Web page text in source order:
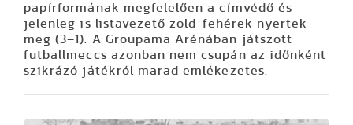
papírformának megfelelően a címvédő és
jelenleg is listavezető zöld-fehérek nyertek
meg (3–1). A Groupama Arénában játszott
futballmeccs azonban nem csupán az időnként
szikrázó játékról marad emlékezetes.